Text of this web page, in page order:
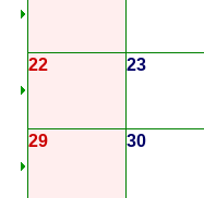
22 23
29 30